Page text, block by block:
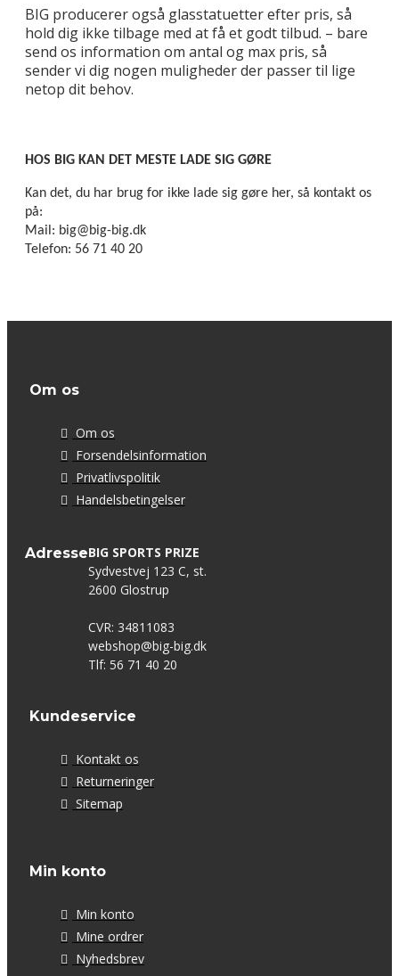
BIG producerer også glasstatuetter efter pris, så
hold dig ikke tilbage med at få et godt tilbud. – bare
send os information om antal og max pris, så
sender vi dig nogen muligheder der passer til lige
netop dit behov.
HOS BIG KAN DET MESTE LADE SIG GØRE
Kan det, du har brug for ikke lade sig gøre her, så kontakt os
på:
Mail: big@big-big.dk
Telefon: 56 71 40 20
Om os
Om os
Forsendelsinformation
Privatlivspolitik
Handelsbetingelser
AdresseBIG SPORTS PRIZE
Sydvestvej 123 C, st.
2600 Glostrup
CVR: 34811083
webshop@big-big.dk
Tlf: 56 71 40 20
Kundeservice
Kontakt os
Returneringer
Sitemap
Min konto
Min konto
Mine ordrer
Nyhedsbrev